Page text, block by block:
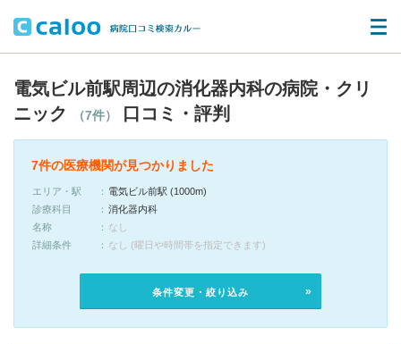
電気ビル前駅周辺の消化器内科の病院・クリ
ニック
（7件） 口コミ・評判
7件の医療機関が見つかりました
エリア・駅
電気ビル前駅 (1000m)
診療科目
消化器内科
名称
なし
詳細条件
なし (曜日や時間帯を指定できます)
条件変更・絞り込み